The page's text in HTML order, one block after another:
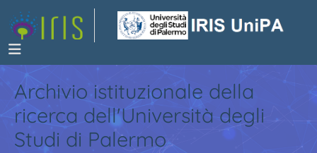
Archivio istituzionale della
ricerca dell'Università degli
Studi di Palermo